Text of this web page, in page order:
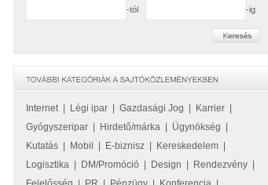
-tól -ig
Internet| Légi ipar Gazdasági Jog Karrier
Gyógyszeripar
Hirdető/márka Ügynökség
Kutatás
Mobil E-biznisz Kereskedelem
Logisztika
DM/Promóció Design Rendezvény